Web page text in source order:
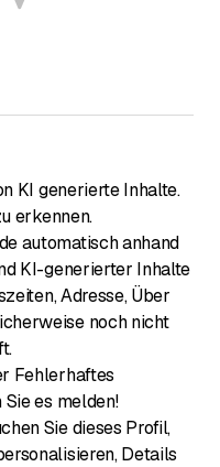
KI generierte Inhalte.
erkennen.
automatisch anhand
KI-generierter Inhalte
Adresse, Über
noch nicht
Fehlerhaftes
es melden!
Sie dieses Profil,
Details